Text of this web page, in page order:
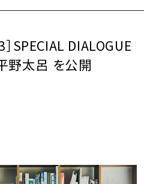
SPECIAL DIALOGUE
太呂 を公開